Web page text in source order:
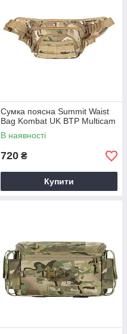
Сумка поясна Summit Waist
Bag Kombat UK BTP Multicam
В наявності
720 ₴
Купити